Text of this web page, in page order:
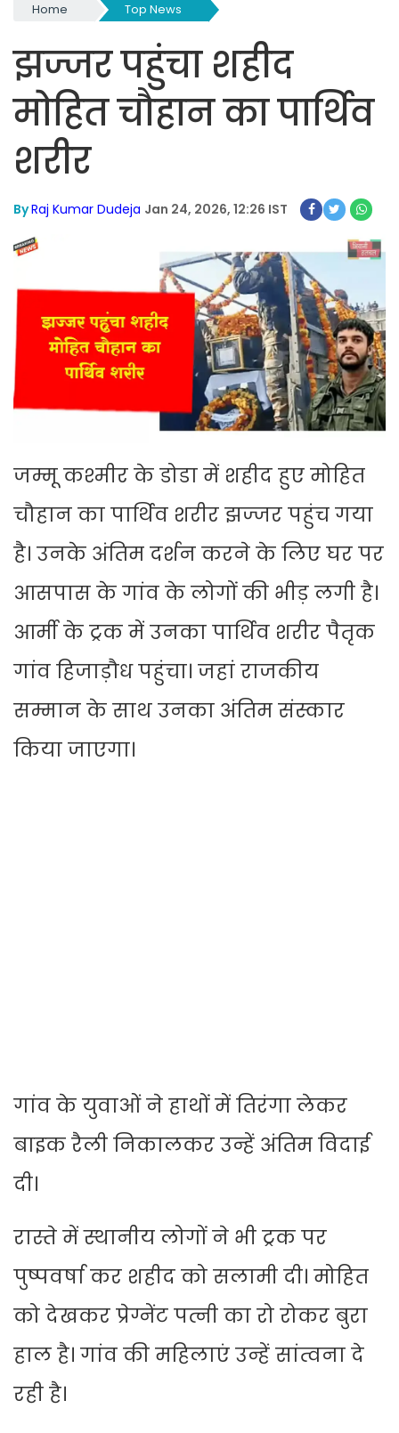
Home Top News
झज्जर पहुंचा शहीद
मोहित चौहान का पार्थिव
शरीर
ByRaj Kumar Dudeja Jan 24, 2026, 12:26 IST
जम्मू कश्मीर के डोडा में शहीद हुए मोहित
चौहान का पार्थिव शरीर झज्जर पहुंच गया
है। उनके अंतिम दर्शन करने के लिए घर पर
आसपास के गांव के लोगों की भीड़ लगी है।
आर्मी के ट्रक में उनका पार्थिव शरीर पैतृक
गांव हिजाड़ौध पहुंचा। जहां राजकीय
सम्मान के साथ उनका अंतिम संस्कार
किया जाएगा।
गांव के युवाओं ने हाथों में तिरंगा लेकर
बाइक रैली निकालकर उन्हें अंतिम विदाई
दी।
रास्ते में स्थानीय लोगों ने भी ट्रक पर
पुष्पवर्षा कर शहीद को सलामी दी। मोहित
को देखकर प्रेग्नेंट पत्नी का रो रोकर बुरा
हाल है। गांव की महिलाएं उन्हें सांत्वना दे
रही है।